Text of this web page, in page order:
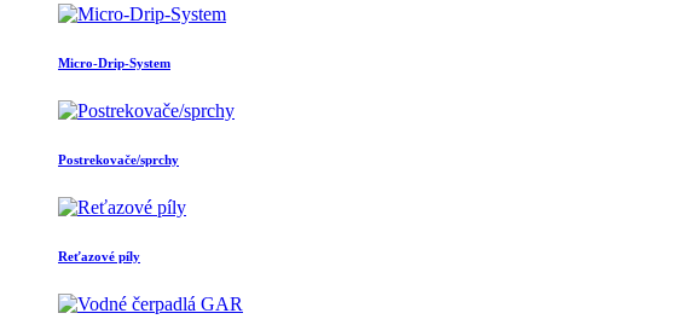
Micro-Drip-System
Postrekovače/sprchy
Reťazové píly